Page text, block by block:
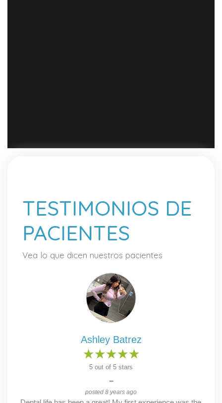
TESTIMONIOS DE
PACIENTES
Vea lo que dicen nuestros pacientes
Ashley Batrez
★★★★★
★★★★★
5 out of 5 stars
–
posted 8 years ago